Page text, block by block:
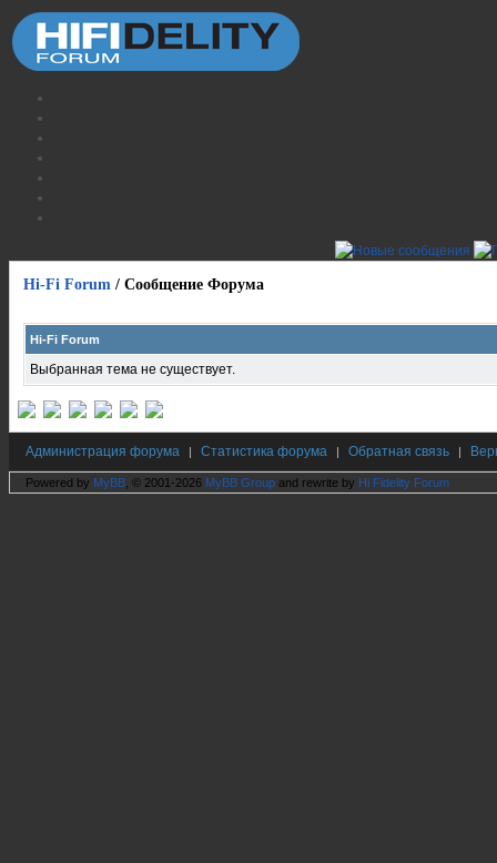
Hi-Fi Forum / Сообщение Форума
Hi-Fi Forum
Выбранная тема не существует.
Администрация форума | Статистика форума | Обратная связь |
Powered by MyBB , © 2001-2026 MyBB Group and rewrite by Hi Fidelity Forum